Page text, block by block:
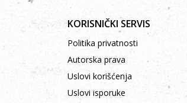
KORISNIČKI SERVIS
Politika privatnosti
Autorska prava
Uslovi korišćenja
Uslovi isporuke